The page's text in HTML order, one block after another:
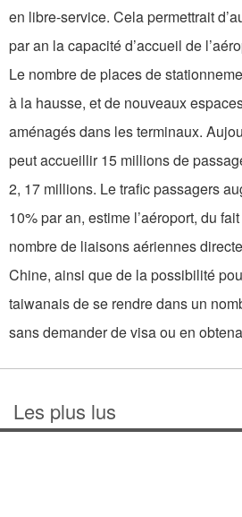
en libre-service. Cela permettrait
par an la capacité d’accueil de
Le nombre de places de
à la hausse, et de nouveaux
aménagés dans les terminaux.
peut accueillir 15 millions de
2, 17 millions. Le trafic passagers
10% par an, estime l’aéroport, du
nombre de liaisons aériennes
Chine, ainsi que de la possibilité
taiwanais de se rendre dans un
sans demander de visa ou en
Les plus lus